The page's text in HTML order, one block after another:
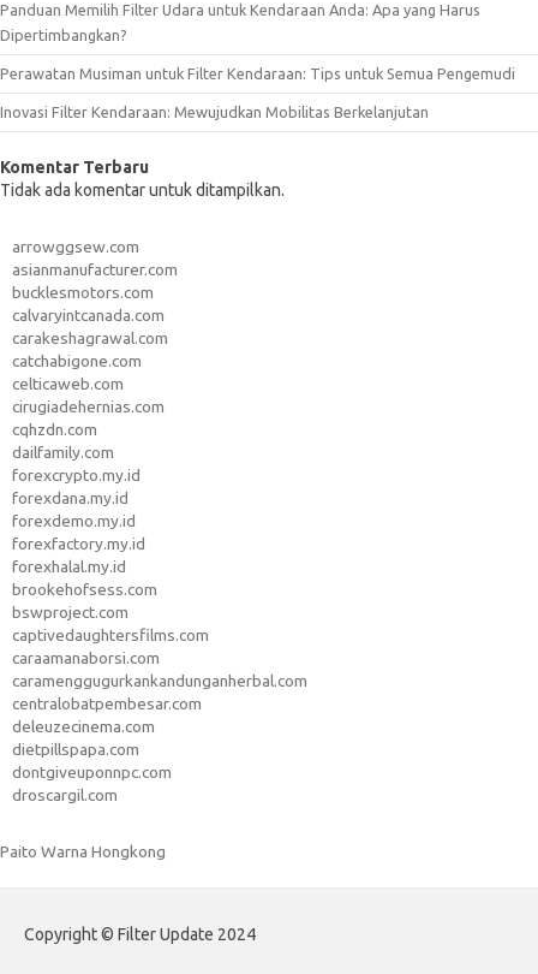
Panduan Memilih Filter Udara untuk Kendaraan Anda: Apa yang Harus
Dipertimbangkan?
Perawatan Musiman untuk Filter Kendaraan: Tips untuk Semua Pengemudi
Inovasi Filter Kendaraan: Mewujudkan Mobilitas Berkelanjutan
Komentar Terbaru
Tidak ada komentar untuk ditampilkan.
arrowggsew.com
asianmanufacturer.com
bucklesmotors.com
calvaryintcanada.com
carakeshagrawal.com
catchabigone.com
celticaweb.com
cirugiadehernias.com
cqhzdn.com
dailfamily.com
forexcrypto.my.id
forexdana.my.id
forexdemo.my.id
forexfactory.my.id
forexhalal.my.id
brookehofsess.com
bswproject.com
captivedaughtersfilms.com
caraamanaborsi.com
caramenggugurkankandunganherbal.com
centralobatpembesar.com
deleuzecinema.com
dietpillspapa.com
dontgiveuponnpc.com
droscargil.com
Paito Warna Hongkong
Copyright © Filter Update 2024